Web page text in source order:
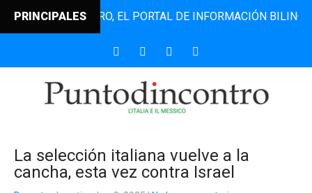
PRINCIPALESEL PORTAL DE INFORMACIÓN BILINGÜE
La selección italiana vuelve a la
cancha, esta vez contra Israel